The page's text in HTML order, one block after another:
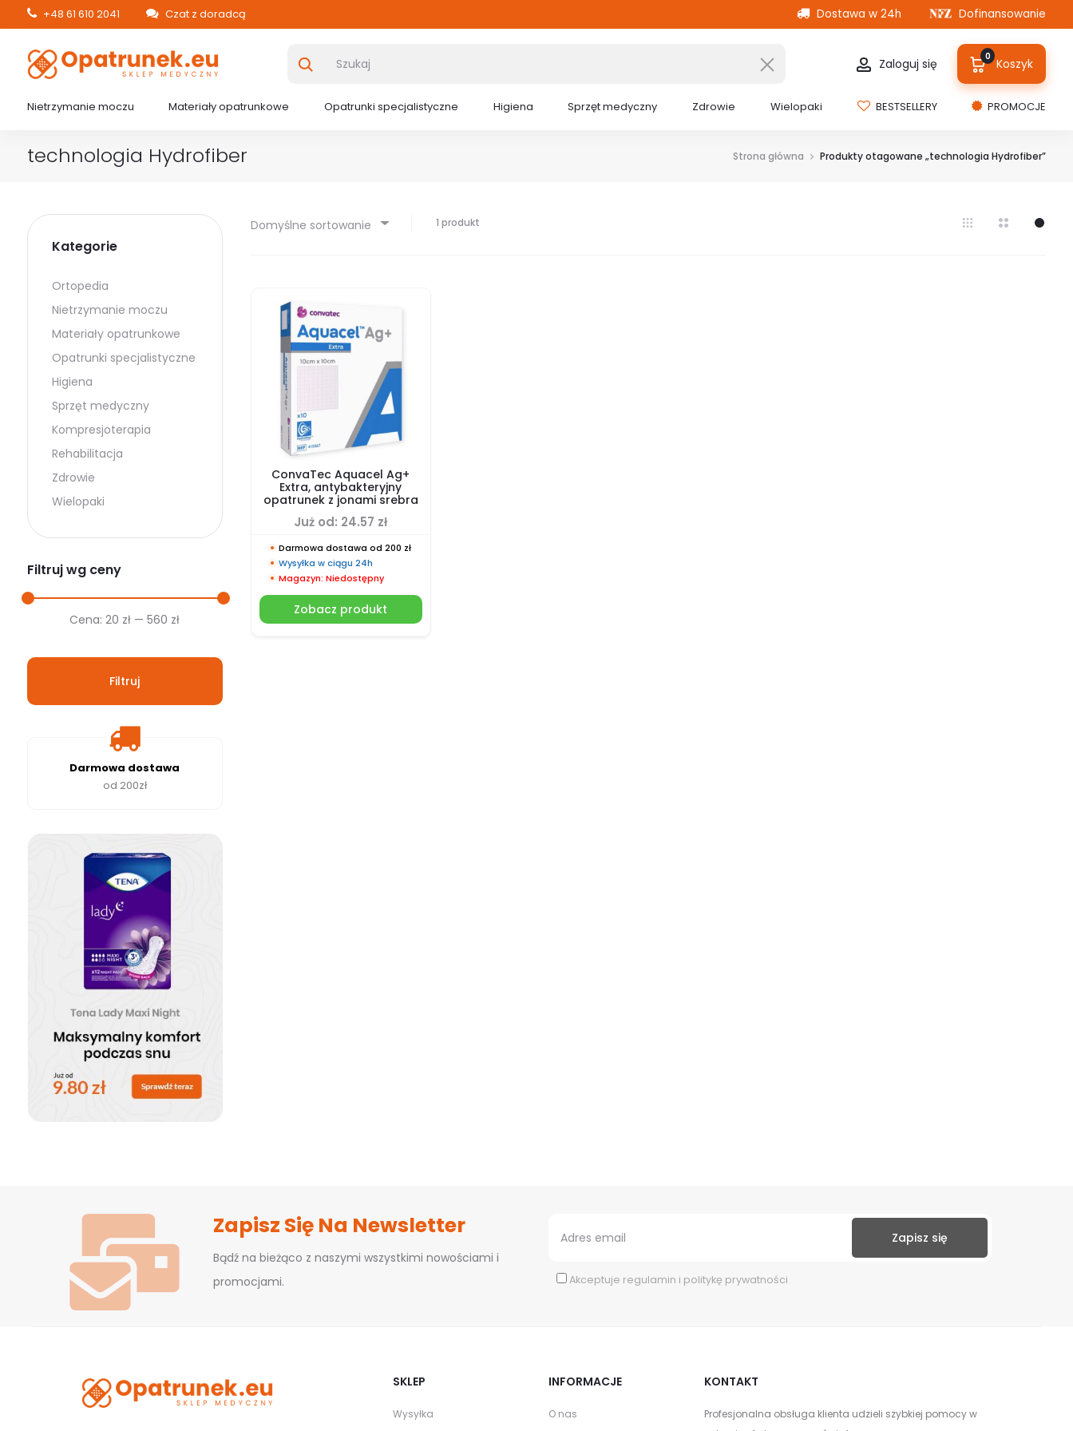
+48 61 610 2041 Czat z doradcą Dostawa w 24h Dofinansowanie
Zaloguj się 0 Koszyk
Nietrzymanie moczu Materiały opatrunkowe Opatrunki specjalistyczne Higiena Sprzęt medyczny Zdrowie Wielopaki BESTSELLERY PROMOCJE
technologia Hydrofiber Strona główna Produkty otagowane „technologia Hydrofiber”
Domyślne sortowanie 1 produkt
ConvaTec Aquacel Ag+
Extra, antybakteryjny
opatrunek z jonami srebra
Już od: 24.57 zł
Darmowa dostawa od 200 zł
Wysyłka w ciągu 24h
Magazyn: Niedostępny
Zobacz produkt
Kategorie
Ortopedia
Nietrzymanie moczu
Materiały opatrunkowe
Opatrunki specjalistyczne
Higiena
Sprzęt medyczny
Kompresjoterapia
Rehabilitacja
Zdrowie
Wielopaki
Filtruj wg ceny
Cena
Cena
Filtruj
Cena:20 zł —560 zł
Darmowa dostawa
od 200zł
Zapisz Się Na Newsletter
Bądź na bieżąco z naszymi wszystkimi nowościami i
promocjami.
Akceptuje regulamin i politykę prywatności
SKLEP
Wysyłka
INFORMACJE
O nas
KONTAKT
Profesjonalna obsługa klienta udzieli szybkiej pomocy w